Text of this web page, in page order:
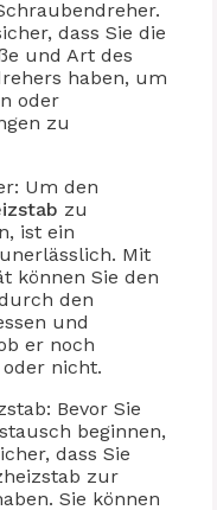
dass Sie die
und Art des
haben, um
oder
zu
Um den
zu
ist ein
Mit
können Sie den
den
und
er noch
nicht.
Bevor Sie
beginnen,
dass Sie
zur
Sie können